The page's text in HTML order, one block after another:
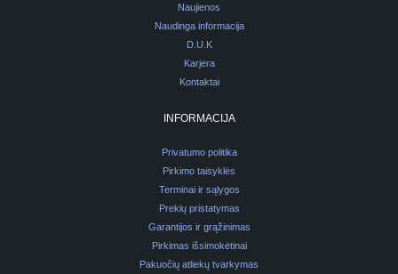
Naujienos
Naudinga informacija
D.U.K
Karjera
Kontaktai
INFORMACIJA
Privatumo politika
Pirkimo taisyklės
Terminai ir sąlygos
Prekių pristatymas
Garantijos ir grąžinimas
Pirkimas išsimokėtinai
Pakuočių atliekų tvarkymas